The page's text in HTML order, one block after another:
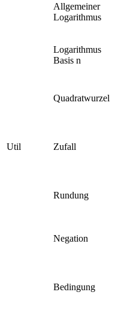
Allgemeiner
Logarithmus
Logarithmus
Basis n
Quadratwurzel
Util Zufall
Rundung
Negation
Bedingung